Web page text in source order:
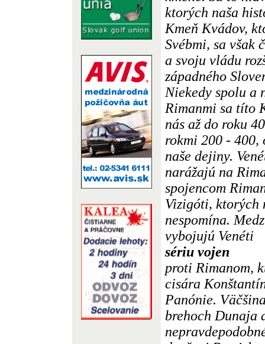
ktorých naša
Kmeň Kvádov,
Svébmi, sa však
a svoju vládu
západného
Niekedy spolu a
Rimanmi sa títo
nás až do roku
rokmi 200 - 400,
naše dejiny.
narážajú na
spojencom
Vizigóti, ktorých
nespomína.
vybojujú Venéti
sériu vojen
proti Rimanom,
cisára
Panónie.
brehoch Dunaja